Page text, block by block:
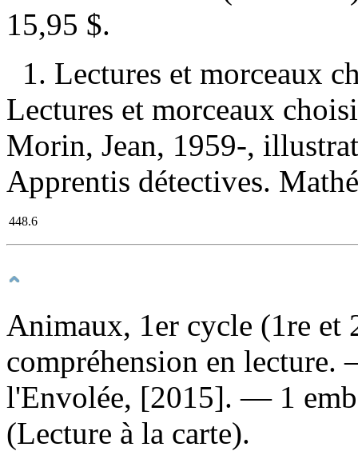
15,95 $.
1. Lectures et morceaux
Lectures et morceaux
Morin, Jean, 1959-,
Apprentis détectives.
448.6
Animaux, 1er cycle (1re et
compréhension en lecture.
l'Envolée, [2015]. — 1
(Lecture à la carte).